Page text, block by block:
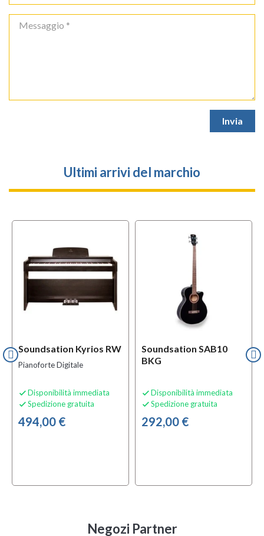
Ultimi arrivi del marchio
Soundsation Kyrios RW
Pianoforte Digitale
 Disponibilità immediata
 Spedizione gratuita
494,00 €
Soundsation SAB10
BKG
 Disponibilità immediata
 Spedizione gratuita
292,00 €
Negozi Partner